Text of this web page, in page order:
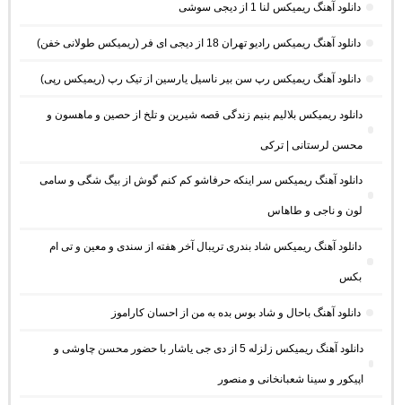
دانلود آهنگ ریمیکس لنا 1 از دیجی سوشی
دانلود آهنگ ریمیکس رادیو تهران 18 از دیجی ای فر (ریمیکس طولانی خفن)
دانلود آهنگ ریمیکس رپ سن بیر ناسیل یارسین از تیک رپ (ریمیکس رپی)
دانلود ریمیکس بلالیم بنیم زندگی قصه شیرین و تلخ از حصین و ماهسون و
محسن لرستانی | ترکی
دانلود آهنگ ریمیکس سر اینکه حرفاشو کم کنم گوش از بیگ شگی و سامی
لون و ناجی و طاهاس
دانلود آهنگ ریمیکس شاد بندری تریبال آخر هفته از سندی و معین و تی ام
بکس
دانلود آهنگ باحال و شاد بوس بده به من از احسان کاراموز
دانلود آهنگ ریمیکس زلزله 5 از دی جی یاشار با حضور محسن چاوشی و
اپیکور و سینا شعبانخانی و منصور